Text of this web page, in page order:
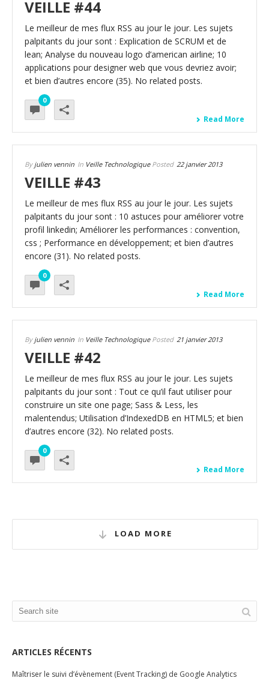
VEILLE #44
Le meilleur de mes flux RSS au jour le jour. Les sujets
palpitants du jour sont : Explication de SCRUM et de
lean; Analyse du nouveau logo d’american airline; 10
applications pour designer web que vous devriez avoir;
et bien d’autres encore (35). No related posts.
0
Read More
By julien vennin In Veille TechnologiquePosted 22 janvier 2013
VEILLE #43
Le meilleur de mes flux RSS au jour le jour. Les sujets
palpitants du jour sont : 10 astuces pour améliorer votre
profil linkedin; Améliorer les performances : convention,
css ; Performance en développement; et bien d’autres
encore (31). No related posts.
0
Read More
By julien vennin In Veille TechnologiquePosted 21 janvier 2013
VEILLE #42
Le meilleur de mes flux RSS au jour le jour. Les sujets
palpitants du jour sont : Tout ce qu’il faut utiliser pour
construire un site one page; Sass & Less, les
malentendus; Utilisation d’IndexedDB en HTML5; et bien
d’autres encore (32). No related posts.
0
Read More
LOAD MORE
ARTICLES RÉCENTS
Maîtriser le suivi d’évènement (Event Tracking) de Google Analytics